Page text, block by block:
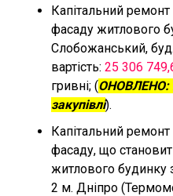
Капітальний ремонт
фасаду житлового
Слобожанський,
вартість: 25 306
гривні; (ОНОВЛЕНО:
закупівлі).
Капітальний ремонт
фасаду, що
житлового будинку
2 м. Дніпро